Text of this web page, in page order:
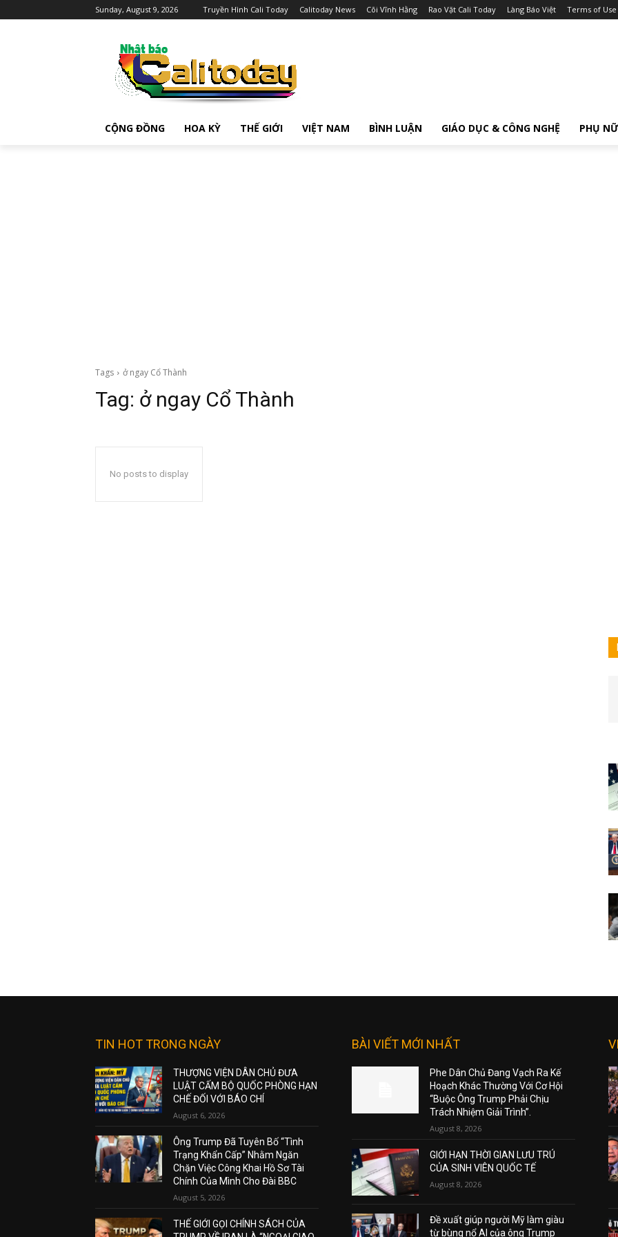
Sunday, August 9, 2026 Truyền Hình Cali Today Calitoday News Cõi Vĩnh Hằng Rao Vặt Cali Today Làng Báo Việt Terms of Use
CỘNG ĐỒNG HOA KỲ THẾ GIỚI VIỆT NAM BÌNH LUẬN GIÁO DỤC & CÔNG NGHỆ PHỤ NỮ
Tags ở ngay Cổ Thành
Tag: ở ngay Cổ Thành
No posts to display
TIN HOT TRONG NGÀY
THƯỢNG VIỆN DÂN CHỦ ĐƯA
LUẬT CẤM BỘ QUỐC PHÒNG HẠN
CHẾ ĐỐI VỚI BÁO CHÍ
August 6, 2026
Ông Trump Đã Tuyên Bố “Tình
Trạng Khẩn Cấp” Nhằm Ngăn
Chặn Việc Công Khai Hồ Sơ Tài
Chính Của Mình Cho Đài BBC
August 5, 2026
THẾ GIỚI GỌI CHÍNH SÁCH CỦA
BÀI VIẾT MỚI NHẤT
Phe Dân Chủ Đang Vạch Ra Kế
Hoạch Khác Thường Với Cơ Hội
“Buộc Ông Trump Phải Chịu
Trách Nhiệm Giải Trình”.
August 8, 2026
GIỚI HẠN THỜI GIAN LƯU TRÚ
CỦA SINH VIÊN QUỐC TẾ
August 8, 2026
Đề xuất giúp người Mỹ làm giàu
từ bùng nổ AI của ông Trump